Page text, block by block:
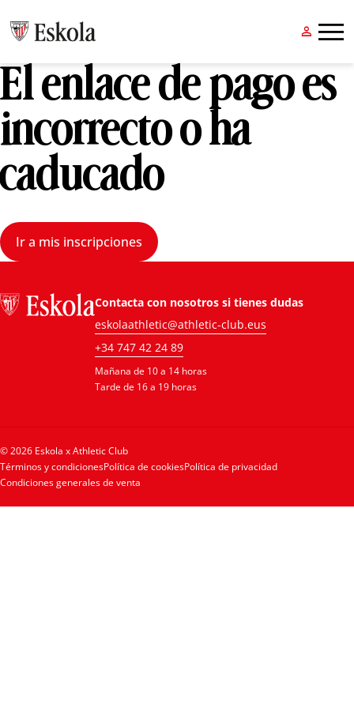
 
El enlace de pago es
incorrecto o ha
caducado
Ir a mis inscripciones
Contacta con nosotros si tienes dudas
eskolaathletic@athletic-club.eus
+34 747 42 24 89
Mañana de 10 a 14 horas
Tarde de 16 a 19 horas
© 2026 Eskola x Athletic Club
Términos y condicionesPolítica de cookiesPolítica de privacidad
Condiciones generales de venta